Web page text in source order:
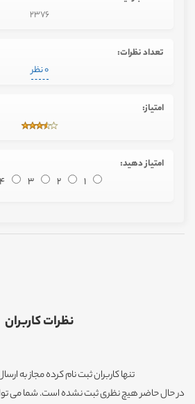
2376
تعداد نظرات:
0 نظر
امتیاز:
امتیاز دهید:
1
2
3
4
نظرات کاربران
تنها کاربران ثبت نام کرده مجاز به
در حال حاضر هیچ نظری ثبت نشده است. شما می